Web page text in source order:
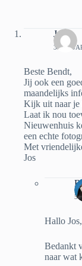
Jos
3
Beste Bendt,
Jij ook een
maandelijks
Kijk uit naar je
Laat ik nou
Nieuwenhuis
een echte
Met
Jos
5
Hallo Jos,
Bedankt
naar wat